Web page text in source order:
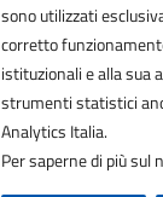
sono utilizzati
corretto
istituzionali e alla sua
strumenti statistici
Analytics Italia.
Per saperne di più